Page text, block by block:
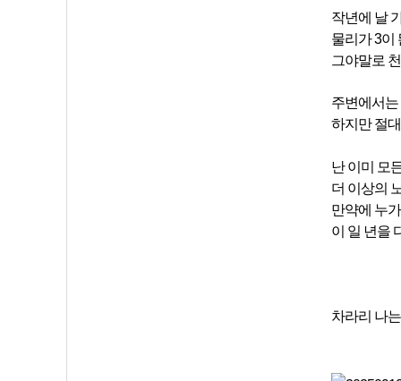
작년에 날
물리가 3이
그야말로
주변에서
하지만 절
난 이미 모
더 이상의
만약에 누
이 일 년을
차라리 나